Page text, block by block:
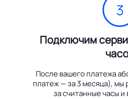
3
Подключим
После вашего платежа
платеж — за 3 месяца), мы
за считанные часы